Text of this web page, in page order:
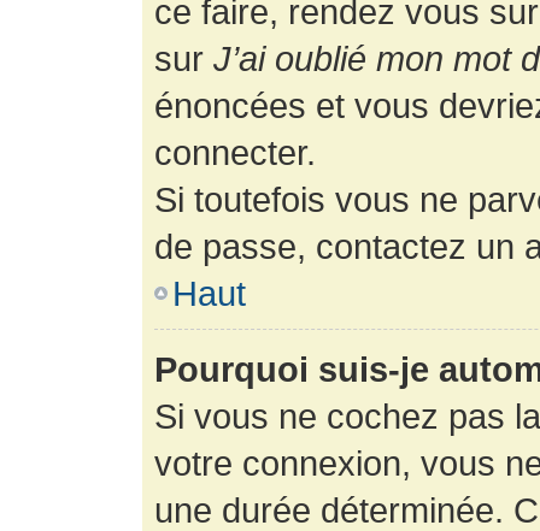
ce faire, rendez vous
sur J’ai oublié mon mot
énoncées et vous
connecter.
Si toutefois vous ne
de passe, contactez un
Haut
Pourquoi suis-je
Si vous ne cochez pas
votre connexion, vous
une durée déterminée.